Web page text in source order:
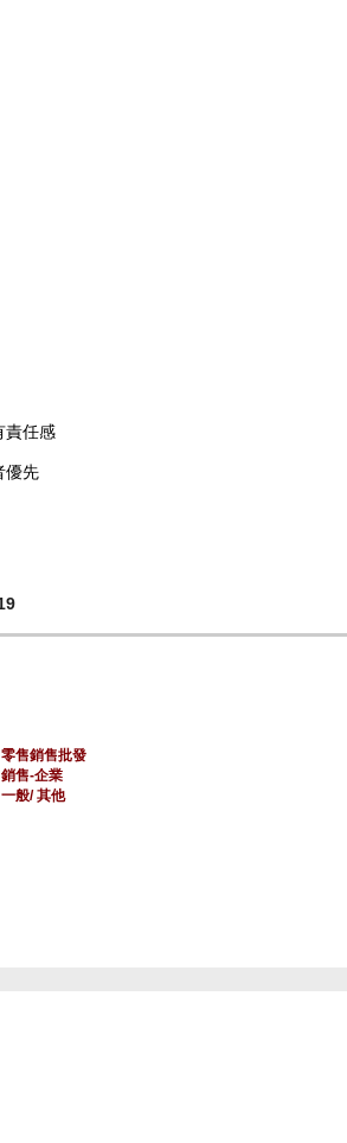
責任感
優先
售銷售批發
售-企業
般/ 其他